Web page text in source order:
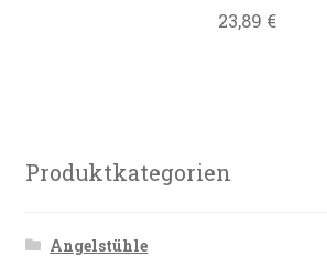
23,89 €
Produktkategorien
Angelstühle